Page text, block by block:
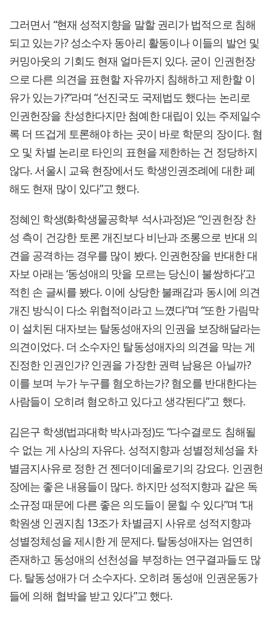
그러면서 “현재 성적지향을 말할 권리가 법적으로 침해
되고 있는가? 성소수자 동아리 활동이나 이들의 발언 및
커밍아웃의 기회도 현재 얼마든지 있다. 굳이 인권헌장
으로 다른 의견을 표현할 자유까지 침해하고 제한할 이
유가 있는가?”라며 “선진국도 국제법도 했다는 논리로
인권헌장을 찬성한다지만 첨예한 대립이 있는 주제일수
록 더 뜨겁게 토론해야 하는 곳이 바로 학문의 장이다. 혐
오 및 차별 논리로 타인의 표현을 제한하는 건 정당하지
않다. 서울시 교육 현장에서도 학생인권조례에 대한 폐
해도 현재 많이 있다”고 했다.
정혜인 학생(화학생물공학부 석사과정)은 “인권헌장 찬
성 측이 건강한 토론 개진보다 비난과 조롱으로 반대 의
견을 공격하는 경우를 많이 봤다. 인권헌장을 반대한 대
자보 아래는 ‘동성애의 맛을 모르는 당신이 불쌍하다’고
적힌 손 글씨를 봤다. 이에 상당한 불쾌감과 동시에 의견
개진 방식이 다소 위협적이라고 느꼈다”며 “또한 가림막
이 설치된 대자보는 탈동성애자의 인권을 보장해달라는
의견이었다. 더 소수자인 탈동성애자의 의견을 막는 게
진정한 인권인가? 인권을 가장한 권력 남용은 아닐까?
이를 보며 누가 누구를 혐오하는가? 혐오를 반대한다는
사람들이 오히려 혐오하고 있다고 생각된다”고 했다.
김은구 학생(법과대학 박사과정)도 “다수결로도 침해될
수 없는 게 사상의 자유다. 성적지향과 성별정체성을 차
별금지사유로 정한 건 젠더이데올로기의 강요다. 인권헌
장에는 좋은 내용들이 많다. 하지만 성적지향과 같은 독
소규정 때문에 다른 좋은 의도들이 묻힐 수 있다”며 “대
학원생 인권지침 13조가 차별금지 사유로 성적지향과
성별정체성을 제시한 게 문제다. 탈동성애자는 엄연히
존재하고 동성애의 선천성을 부정하는 연구결과들도 많
다. 탈동성애가 더 소수자다. 오히려 동성애 인권운동가
들에 의해 협박을 받고 있다”고 했다.